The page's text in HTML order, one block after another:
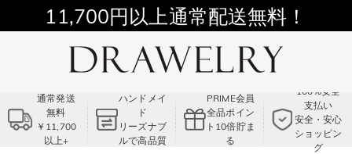
11,700円以上通常配送無料！
Summer Sale!! |3点以上で15％OFF！
コード:VS2
通常発送
無料
￥11,700
以上+
ハンドメイ
ド
リーズナブ
ルで高品質
PRIME会員
全品ポイン
ト10倍貯ま
る
100%安全
支払い
安全・安心
ショッピン
グ